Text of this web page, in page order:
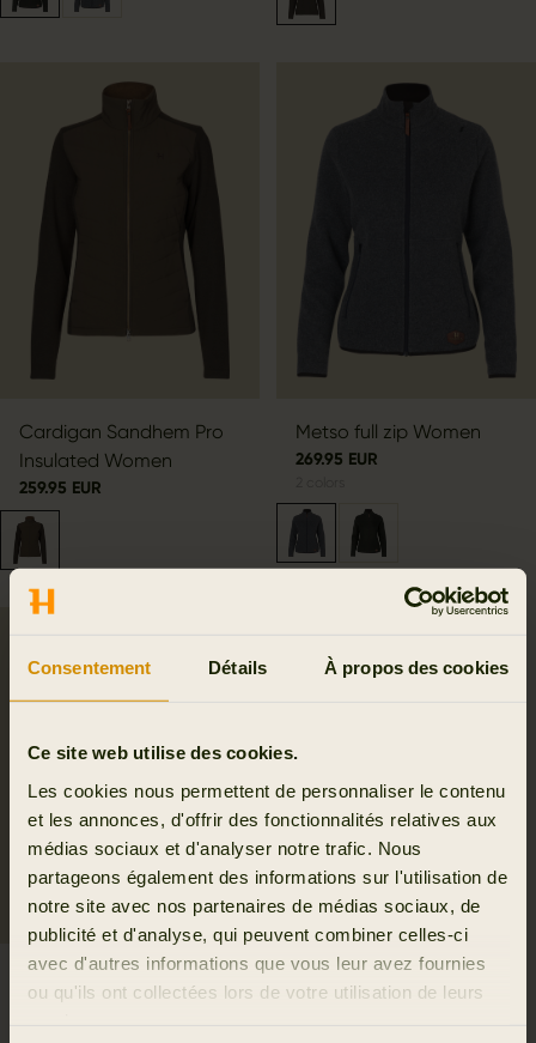
Consentement Détails À propos des cookies
Ce site web utilise des cookies.
Les cookies nous permettent de personnaliser le contenu
et les annonces, d'offrir des fonctionnalités relatives aux
médias sociaux et d'analyser notre trafic. Nous
partageons également des informations sur l'utilisation de
notre site avec nos partenaires de médias sociaux, de
publicité et d'analyse, qui peuvent combiner celles-ci
avec d'autres informations que vous leur avez fournies
ou qu'ils ont collectées lors de votre utilisation de leurs
Cardigan Sandhem Pro
Insulated Women
259.95 EUR
Metso full zip Women
269.95 EUR
Pull Vinnie En Mérinos
Femmes